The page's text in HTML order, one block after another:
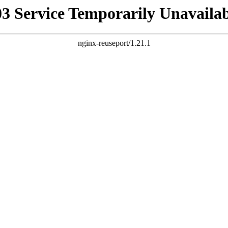
Service Temporarily
nginx-reuseport/1.21.1